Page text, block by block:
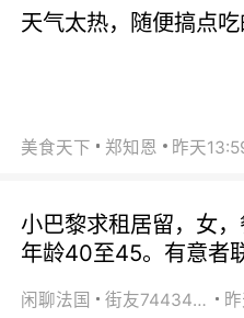
天气太热，随便搞点吃
美食天下 郑知恩 昨天
小巴黎求租居留，女
年龄40至45。有意者
闲聊法国 街友74434350